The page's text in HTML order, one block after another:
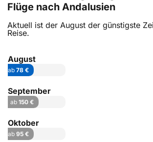
Flüge nach Andalusien
Aktuell ist der August der günstigste
Reise.
August
ab 78 €
September
ab 150 €
Oktober
ab 95 €